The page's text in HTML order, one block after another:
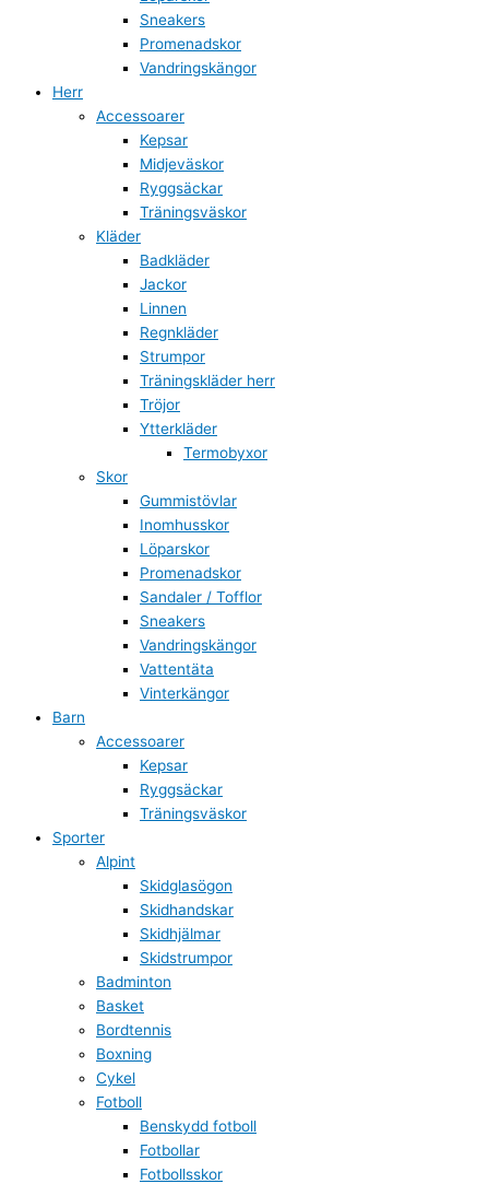
Sneakers
Promenadskor
Vandringskängor
Herr
Accessoarer
Kepsar
Midjeväskor
Ryggsäckar
Träningsväskor
Kläder
Badkläder
Jackor
Linnen
Regnkläder
Strumpor
Träningskläder herr
Tröjor
Ytterkläder
Termobyxor
Skor
Gummistövlar
Inomhusskor
Löparskor
Promenadskor
Sandaler / Tofflor
Sneakers
Vandringskängor
Vattentäta
Vinterkängor
Barn
Accessoarer
Kepsar
Ryggsäckar
Träningsväskor
Sporter
Alpint
Skidglasögon
Skidhandskar
Skidhjälmar
Skidstrumpor
Badminton
Basket
Bordtennis
Boxning
Cykel
Fotboll
Benskydd fotboll
Fotbollar
Fotbollsskor